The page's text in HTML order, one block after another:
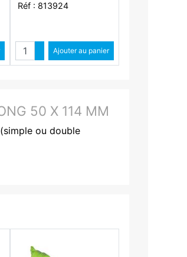
Réf : 813924
Quantité
Augmenter quantité
Diminuer quantité
Ajouter au panier
50 X 114 MM
ou double